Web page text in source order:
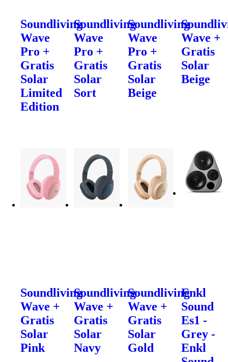
Soundliving
Wave
Pro +
Gratis
Solar
Limited
Edition
Soundliving
Wave
Pro +
Gratis
Solar
Sort
Soundliving
Wave
Pro +
Gratis
Solar
Beige
Wave +
Gratis
Solar
Beige
Soundliving
Wave +
Gratis
Solar
Pink
Soundliving
Wave +
Gratis
Solar
Navy
Soundliving
Wave +
Gratis
Solar
Gold
Enkl
Sound
Es1 -
Grey -
Enkl